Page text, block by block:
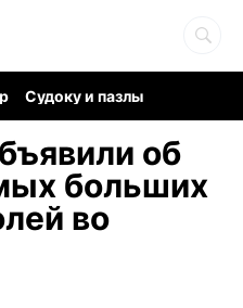
Судоку и пазлы
об
больших
во